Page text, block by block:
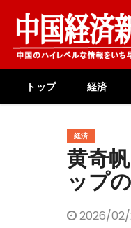
content
トップ 経済
経済
黄奇
ップ
2026/02/